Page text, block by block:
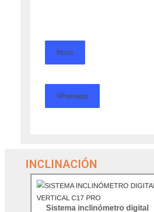
filtros
Whatsapp
INCLINACIÓN
Sistema inclinómetro digital